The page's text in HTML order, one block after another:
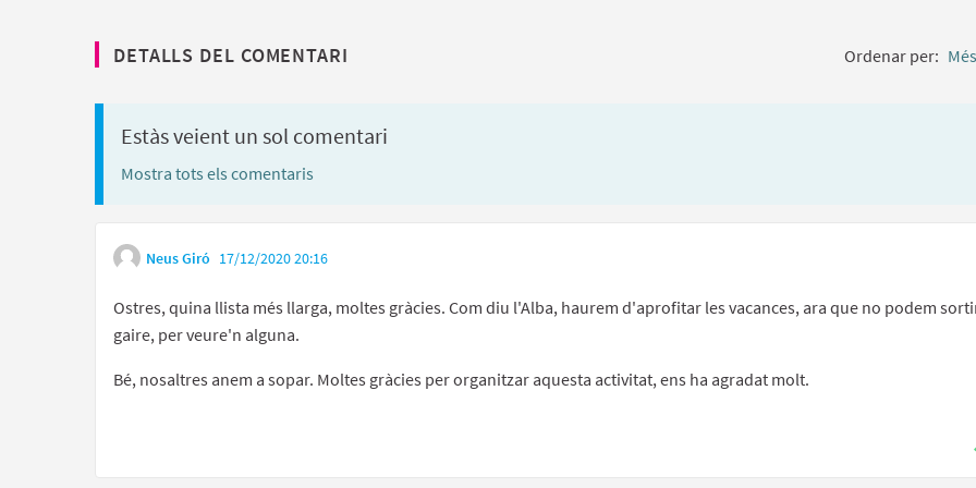
DETALLS DEL COMENTARI Ordenar per:
Estàs veient un sol comentari
Mostra tots els comentaris
Neus Giró 17/12/2020 20:16
Ostres, quina llista més llarga, moltes gràcies. Com diu l'Alba, haurem d'aprofitar les vacances, ara que no podem
gaire, per veure'n alguna.
Bé, nosaltres anem a sopar. Moltes gràcies per organitzar aquesta activitat, ens ha agradat molt.